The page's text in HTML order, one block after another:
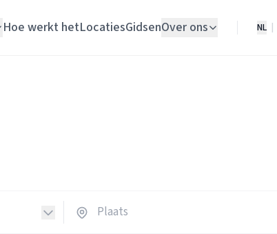
Hoe werkt hetLocatiesGidsenOver ons NL